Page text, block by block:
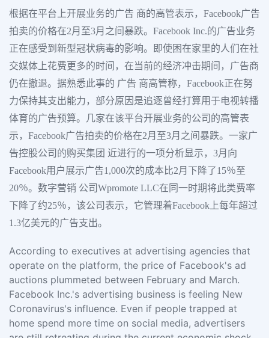
根据在平台上开展业务的广告 商的高管表示，Facebook广告
拍卖的价格在2月至3月之间暴跌。Facebook Inc.的广告业务
正在感受到新型冠状病毒的影响。即使困在家里的人们在社
交媒体上花费更多的时间，在当前的经济冲击期间，广告商
仍在撤退。据熟悉此事的 广告 商高管称，Facebook正在努
力保持其支出能力，部分原因是追逐曾经打算用于电视转播
体育的广告预算。几家在该平台开展业务的公司的高管表
示，Facebook广告拍卖的价格在2月至3月之间暴跌。一家广
告控股公司的购买集团 近进行的一项分析显示，3月向
Facebook用户展示广告1,000次的成本比2月下降了15％至
20％。数字营销 公司Wpromote LLC在同一时期将此类费率
下降了约25％，该公司表示，它管理着Facebook上每年超过
1.3亿美元的广告支出。
According to executives at advertising agencies that
operate on the platform, the price of Facebook's ad
auctions plummeted between February and March.
Facebook Inc.'s advertising business is feeling New
Coronavirus's influence. Even if people trapped at
home spend more time on social media, advertisers